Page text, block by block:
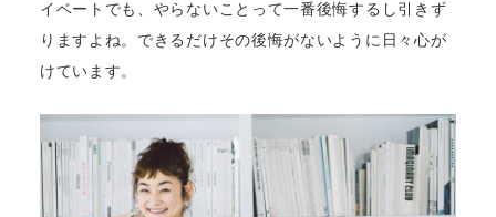
イベートでも、やらないことって一番後悔するし引きず
りますよね。できるだけその後悔がないように日々心が
けています。